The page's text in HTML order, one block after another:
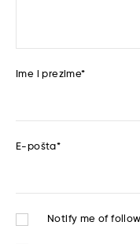
Ime i prezime*
E-pošta*
Notify me of